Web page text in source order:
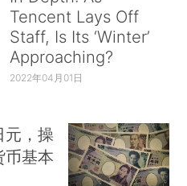
Tencent Lays Off
Staff, Is Its ‘Winter’
Approaching?
2022年04月01日
元，操
币基本